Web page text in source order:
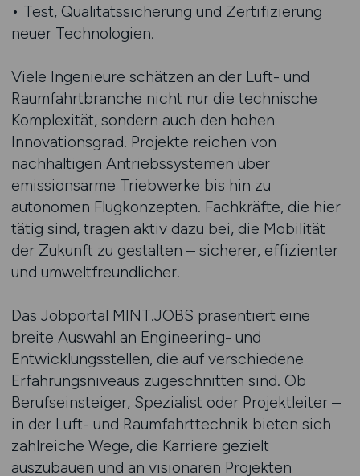
• Test, Qualitätssicherung und Zertifizierung
neuer Technologien.
Viele Ingenieure schätzen an der Luft- und
Raumfahrtbranche nicht nur die technische
Komplexität, sondern auch den hohen
Innovationsgrad. Projekte reichen von
nachhaltigen Antriebssystemen über
emissionsarme Triebwerke bis hin zu
autonomen Flugkonzepten. Fachkräfte, die hier
tätig sind, tragen aktiv dazu bei, die Mobilität
der Zukunft zu gestalten – sicherer, effizienter
und umweltfreundlicher.
Das Jobportal MINT.JOBS präsentiert eine
breite Auswahl an Engineering- und
Entwicklungsstellen, die auf verschiedene
Erfahrungsniveaus zugeschnitten sind. Ob
Berufseinsteiger, Spezialist oder Projektleiter –
in der Luft- und Raumfahrttechnik bieten sich
zahlreiche Wege, die Karriere gezielt
auszubauen und an visionären Projekten